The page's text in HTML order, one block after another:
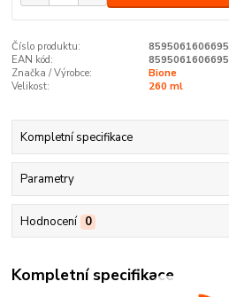
Číslo produktu:
8595061606695
EAN kód:
8595061606695
Značka / Výrobce:
Bione
Velikost:
260 ml
Kompletní specifikace
Parametry
Hodnocení 0
Kompletní specifikace